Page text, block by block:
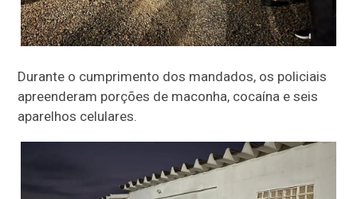
Durante o cumprimento dos mandados, os policiais
apreenderam porções de maconha, cocaína e seis
aparelhos celulares.